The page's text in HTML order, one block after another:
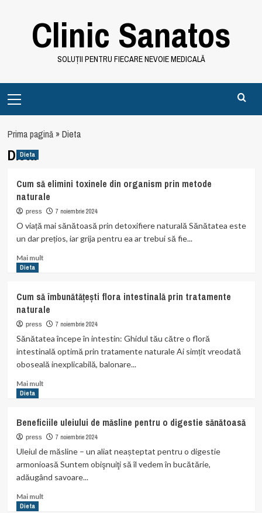
Clinic Sanatos
SOLUȚII PENTRU FIECARE NEVOIE MEDICALĂ
Menu
Prima pagină»Dieta
Dieta
Dieta
Cum să elimini toxinele din organism prin metode
naturale
press 7 noiembrie 2024
O viață mai sănătoasă prin detoxifiere naturală Sănătatea este
un dar prețios, iar grija pentru ea ar trebui să fie...
Mai multRead
să
elimini
toxinele
organism
prin
metode
Dieta
Cum să îmbunătățești flora intestinală prin tratamente
naturale
press 7 noiembrie 2024
Sănătatea începe în intestin: Ghidul tău către o floră
intestinală optimă prin tratamente naturale Ai simțit vreodată
oboseală inexplicabilă, balonare...
Mai multRead
să
îmbunătățești
flora
intestinală
tratamente
Dieta
Beneficiile uleiului de măsline pentru o digestie sănătoasă
press 7 noiembrie 2024
Uleiul de măsline – un aliat neașteptat pentru o digestie
armonioasă Suntem obişnuiţi să îl vedem în bucătărie,
adăugând savoare...
Mai multRead
Dieta